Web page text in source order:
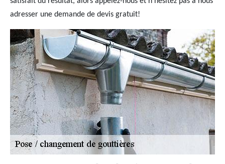
adresser une demande de devis gratuit!